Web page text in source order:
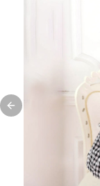
Previous slide